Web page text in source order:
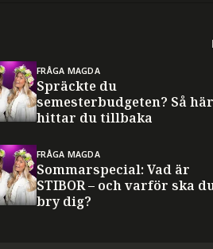
FRÅGA MAGDA
Spräckte du
semesterbudgeten? Så här
hittar du tillbaka
FRÅGA MAGDA
Sommarspecial: Vad är
STIBOR – och varför ska
bry dig?